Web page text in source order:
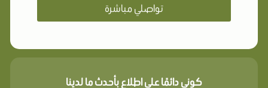
تواصلي مباشرة
كوني دائمًا على اطلاع بأحدث ما لدينا